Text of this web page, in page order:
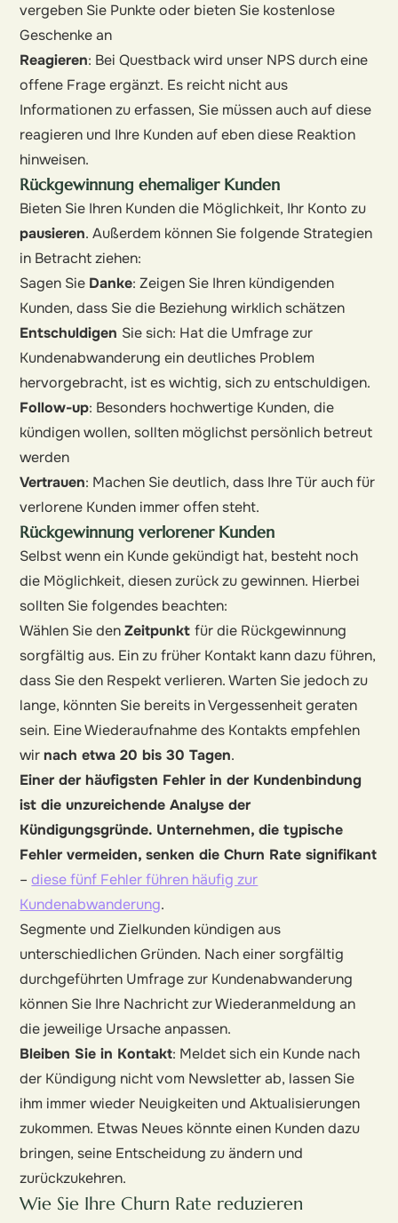
vergeben Sie Punkte oder bieten Sie kostenlose
Geschenke an
Reagieren: Bei Questback wird unser NPS durch eine
offene Frage ergänzt. Es reicht nicht aus
Informationen zu erfassen, Sie müssen auch auf diese
reagieren und Ihre Kunden auf eben diese Reaktion
hinweisen.
Rückgewinnung ehemaliger Kunden
Bieten Sie Ihren Kunden die Möglichkeit, Ihr Konto zu
pausieren. Außerdem können Sie folgende Strategien
in Betracht ziehen:
Sagen Sie Danke: Zeigen Sie Ihren kündigenden
Kunden, dass Sie die Beziehung wirklich schätzen
Entschuldigen Sie sich: Hat die Umfrage zur
Kundenabwanderung ein deutliches Problem
hervorgebracht, ist es wichtig, sich zu entschuldigen.
Follow-up: Besonders hochwertige Kunden, die
kündigen wollen, sollten möglichst persönlich betreut
werden
Vertrauen: Machen Sie deutlich, dass Ihre Tür auch für
verlorene Kunden immer offen steht.
Rückgewinnung verlorener Kunden
Selbst wenn ein Kunde gekündigt hat, besteht noch
die Möglichkeit, diesen zurück zu gewinnen. Hierbei
sollten Sie folgendes beachten:
Wählen Sie denZeitpunktfür die Rückgewinnung
sorgfältig aus. Ein zu früher Kontakt kann dazu führen,
dass Sie den Respekt verlieren. Warten Sie jedoch zu
lange, könnten Sie bereits in Vergessenheit geraten
sein. Eine Wiederaufnahme des Kontakts empfehlen
wirnach etwa 20 bis 30 Tagen.
Einer der häufigsten Fehler in der Kundenbindung
ist die unzureichende Analyse der
Kündigungsgründe. Unternehmen, die typische
Fehler vermeiden, senken die Churn Rate signifikant
–diese fünf Fehler führen häufig zur
Kundenabwanderung.
Segmente und Zielkunden kündigen aus
unterschiedlichen Gründen. Nach einer sorgfältig
durchgeführten Umfrage zur Kundenabwanderung
können Sie Ihre Nachricht zur Wiederanmeldung an
die jeweilige Ursache anpassen.
Bleiben Sie in Kontakt: Meldet sich ein Kunde nach
der Kündigung nicht vom Newsletter ab, lassen Sie
ihm immer wieder Neuigkeiten und Aktualisierungen
zukommen. Etwas Neues könnte einen Kunden dazu
bringen, seine Entscheidung zu ändern und
zurückzukehren.
Wie Sie Ihre Churn Rate reduzieren